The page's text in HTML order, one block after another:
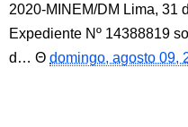
2020-MINEM/DM Lima, 31
Expediente Nº 14388819
d…
domingo, agosto 09,